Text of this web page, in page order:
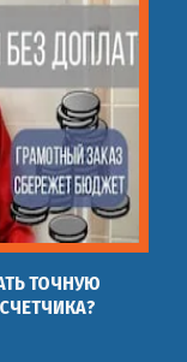
ТОЧНУЮ